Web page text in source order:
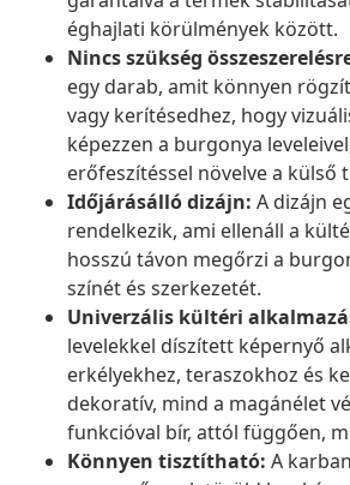
éghajlati körülmények között.
Nincs szükség
egy darab, amit könnyen
vagy kerítésedhez, hogy
képezzen a burgonya
erőfeszítéssel növelve a külső
Időjárásálló dizájn: A dizájn
rendelkezik, ami ellenáll a
hosszú távon megőrzi a
színét és szerkezetét.
Univerzális kültéri
levelekkel díszített képernyő
erkélyekhez, teraszokhoz és
dekoratív, mind a magánélet
funkcióval bír, attól függően,
Könnyen tisztítható: A